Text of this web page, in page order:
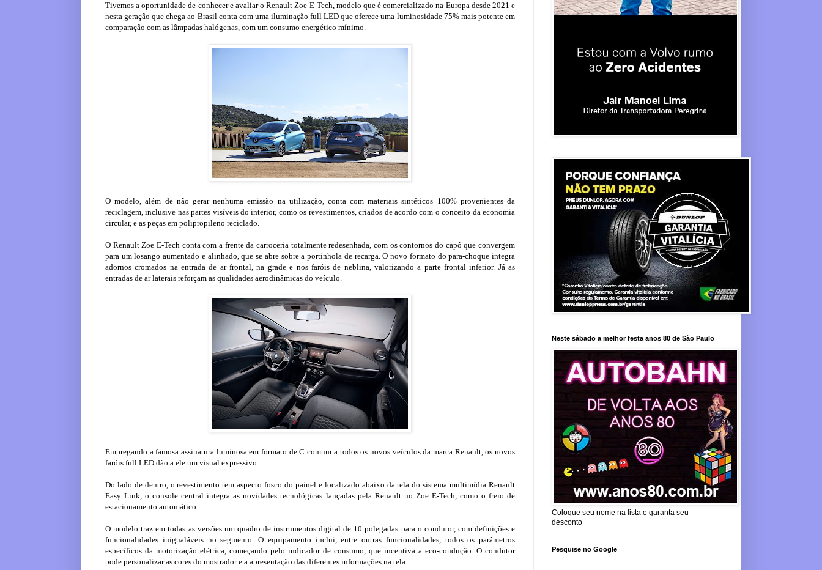
Tivemos a oportunidade de conhecer e avaliar o Renault Zoe E-Tech, modelo que é comercializado na Europa desde 2021 e
nesta geração que chega ao Brasil conta com uma iluminação full LED que oferece uma luminosidade 75% mais potente em
comparação com as lâmpadas halógenas, com um consumo energético mínimo.
O modelo, além de não gerar nenhuma emissão na utilização, conta com materiais sintéticos 100% provenientes da
reciclagem, inclusive nas partes visíveis do interior, como os revestimentos, criados de acordo com o conceito da economia
circular, e as peças em polipropileno reciclado.
O Renault Zoe E-Tech conta com a frente da carroceria totalmente redesenhada, com os contornos do capô que convergem
para um losango aumentado e alinhado, que se abre sobre a portinhola de recarga. O novo formato do para-choque integra
adornos cromados na entrada de ar frontal, na grade e nos faróis de neblina, valorizando a parte frontal inferior. Já as
entradas de ar laterais reforçam as qualidades aerodinâmicas do veículo.
Empregando a famosa assinatura luminosa em formato de C comum a todos os novos veículos da marca Renault, os novos
faróis full LED dão a ele um visual expressivo
Do lado de dentro, o revestimento tem aspecto fosco do painel e localizado abaixo da tela do sistema multimídia Renault
Easy Link, o console central integra as novidades tecnológicas lançadas pela Renault no Zoe E-Tech, como o freio de
estacionamento automático.
O modelo traz em todas as versões um quadro de instrumentos digital de 10 polegadas para o condutor, com definições e
funcionalidades inigualáveis no segmento. O equipamento inclui, entre outras funcionalidades, todos os parâmetros
específicos da motorização elétrica, começando pelo indicador de consumo, que incentiva a eco-condução. O condutor
pode personalizar as cores do mostrador e a apresentação das diferentes informações na tela.
Neste sábado a melhor festa anos 80 de São Paulo
Coloque seu nome na lista e garanta seu
desconto
Pesquise no Google